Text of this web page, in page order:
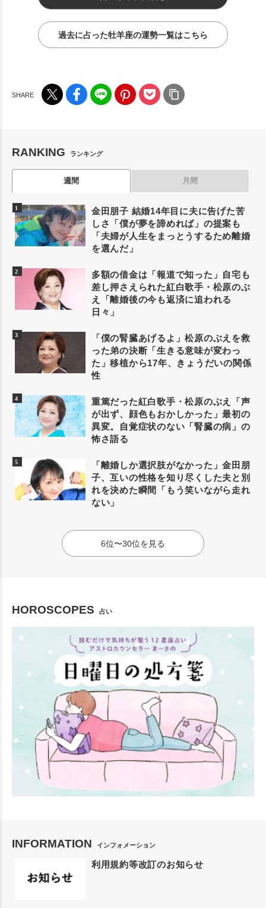
過去に占った牡羊座の運勢一覧はこちら
RANKING ランキング
週間 月間
金田朋子 結婚14年目に夫に告げた苦
しさ「僕が夢を諦めれば」の提案も
「夫婦が人生をまっとうするため離婚
を選んだ」
多額の借金は「報道で知った」自宅も
差し押さえられた紅白歌手・松原のぶ
え「離婚後の今も返済に追われる
日々」
「僕の腎臓あげるよ」松原のぶえを救
った弟の決断「生きる意味が変わっ
た」移植から17年、きょうだいの関係
性
重篤だった紅白歌手・松原のぶえ「声
が出ず、顔色もおかしかった」最初の
異変。自覚症状のない「腎臓の病」の
怖さ語る
「離婚しか選択肢がなかった」金田朋
子、互いの性格を知り尽くした夫と別
れを決めた瞬間「もう笑いながら走れ
ない」
6位〜30位を見る
HOROSCOPES 占い
INFORMATION インフォメーション
利用規約等改訂のお知らせ